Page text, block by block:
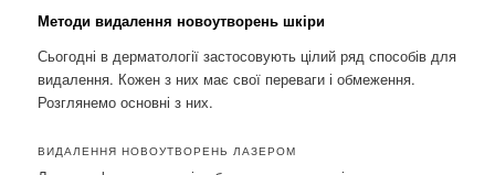
Методи видалення новоутворень шкіри
Сьогодні в дерматології застосовують цілий ряд способів для
видалення. Кожен з них має свої переваги і обмеження.
Розглянемо основні з них.
ВИДАЛЕННЯ НОВОУТВОРЕНЬ ЛАЗЕРОМ